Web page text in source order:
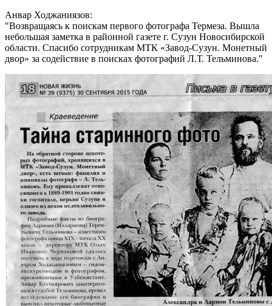
Анвар Ходжаниязов:
Возвращаясь к поискам первого фотографа Термеза. Вышла
небольшая заметка в районной газете г. Сузун Новосибирской
области. Спасибо сотрудникам МТК «Завод-Сузун. Монетный
двор» за содействие в поисках фотографий Л.Т. Тельминова.